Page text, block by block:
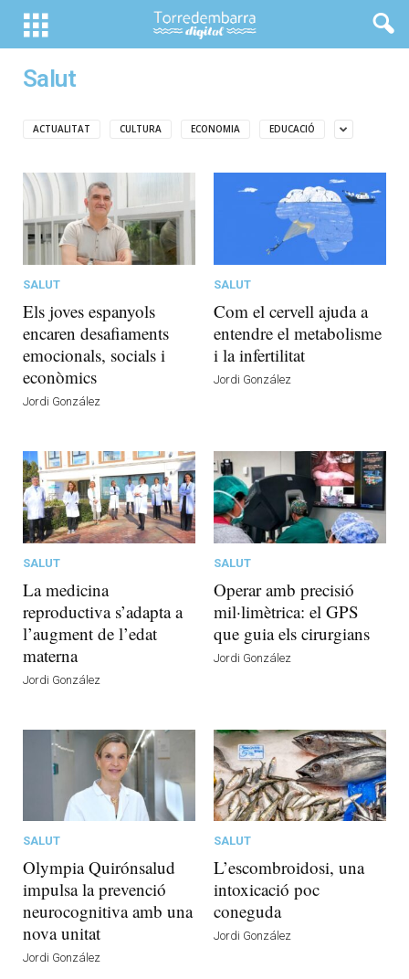
Salut
ACTUALITAT CULTURA ECONOMIA EDUCACIÓ
SALUT
Els joves espanyols
encaren desafiaments
emocionals, socials i
econòmics
Jordi González
SALUT
Com el cervell ajuda a
entendre el metabolisme
i la infertilitat
Jordi González
SALUT
La medicina
reproductiva s’adapta a
l’augment de l’edat
materna
Jordi González
SALUT
Operar amb precisió
mil·limètrica: el GPS
que guia els cirurgians
Jordi González
SALUT
Olympia Quirónsalud
impulsa la prevenció
neurocognitiva amb una
nova unitat
Jordi González
SALUT
L’escombroidosi, una
intoxicació poc
coneguda
Jordi González